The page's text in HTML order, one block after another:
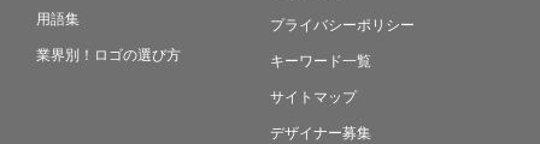
用語集
業界別！ロゴの選び方
プライバシーポリシー
キーワード一覧
サイトマップ
デザイナー募集